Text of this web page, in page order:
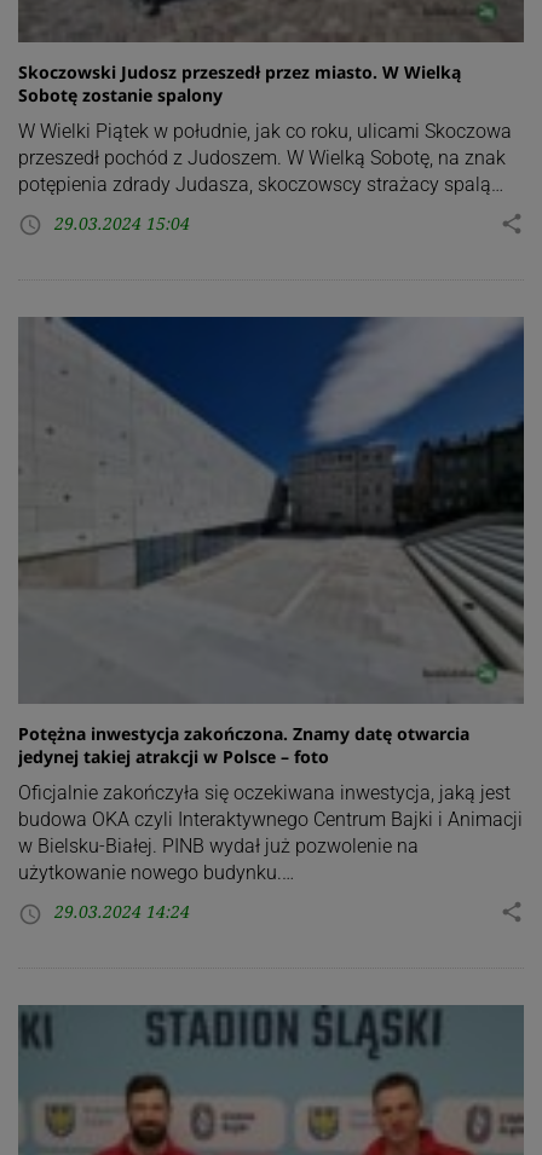
Skoczowski Judosz przeszedł przez miasto. W Wielką
Sobotę zostanie spalony
W Wielki Piątek w południe, jak co roku, ulicami Skoczowa
przeszedł pochód z Judoszem. W Wielką Sobotę, na znak
potępienia zdrady Judasza, skoczowscy strażacy spalą…
access_time 29.03.2024 15:04 share
Potężna inwestycja zakończona. Znamy datę otwarcia
jedynej takiej atrakcji w Polsce – foto
Oficjalnie zakończyła się oczekiwana inwestycja, jaką jest
budowa OKA czyli Interaktywnego Centrum Bajki i Animacji
w Bielsku-Białej. PINB wydał już pozwolenie na
użytkowanie nowego budynku.…
access_time 29.03.2024 14:24 share